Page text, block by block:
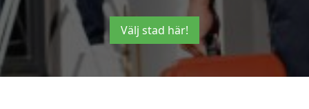
Välj stad här!